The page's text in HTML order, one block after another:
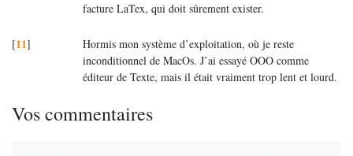
facture LaTex, qui doit sûrement exister.
[11]
Hormis mon système d’exploitation, où je reste
inconditionnel de MacOs. J’ai essayé OOO comme
éditeur de Texte, mais il était vraiment trop lent et lourd.
Vos commentaires